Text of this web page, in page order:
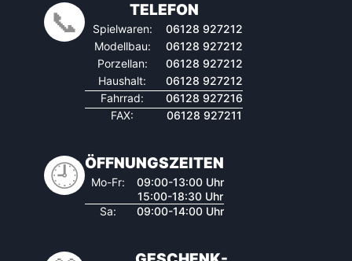
📞 TELEFON
Spielwaren:
06128 927212
Modellbau:
06128 927212
Porzellan:
06128 927212
Haushalt:
06128 927212
Fahrrad:
06128 927216
FAX:
06128 927211
🕘 ÖFFNUNGSZEITEN
Mo-Fr:
09:00-13:00 Uhr
15:00-18:30 Uhr
Sa:
09:00-14:00 Uhr